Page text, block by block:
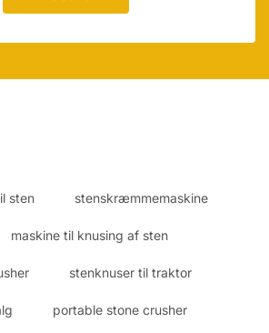
sten stenskræmmemaskine
maskine til knusing af sten
stenknuser til traktor
portable stone crusher